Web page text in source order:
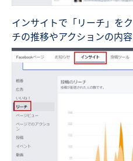
インサイトで「リーチ」を
チの推移やアクションの内